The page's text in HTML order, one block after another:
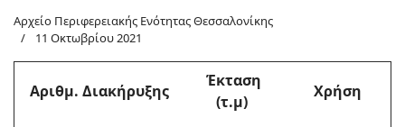
Αρχείο Περιφερειακής Ενότητας Θεσσαλονίκης
11 Οκτωβρίου 2021
Αριθμ. Διακήρυξης
Έκταση
(τ.μ)
Χρήση